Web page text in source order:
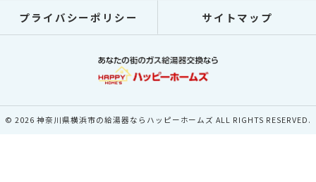
プライバシーポリシー サイトマップ
© 2026 神奈川県横浜市の給湯器ならハッピーホームズ ALL RIGHTS RESERVED.